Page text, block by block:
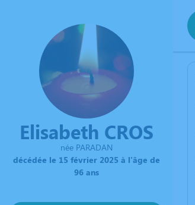
Elisabeth CROS
née PARADAN
décédée le 15 février 2025 à l'âge de
96 ans